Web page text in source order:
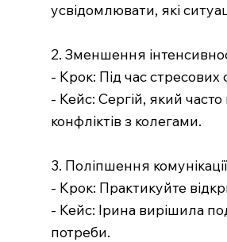
усвідомлювати, які
2. Зменшення
- Крок: Під час стресових
- Кейс: Сергій, який
конфліктів з колегами.
3. Поліпшення комунікації
- Крок: Практикуйте
- Кейс: Ірина вирішила
потреби.